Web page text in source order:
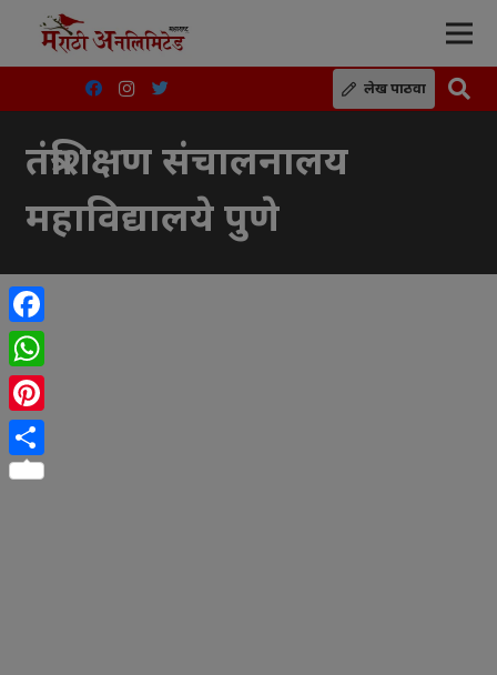
लेख पाठवा
तंत्रशिक्षण संचालनालय
महाविद्यालये पुणे
Facebook
WhatsApp
Pinterest
Share